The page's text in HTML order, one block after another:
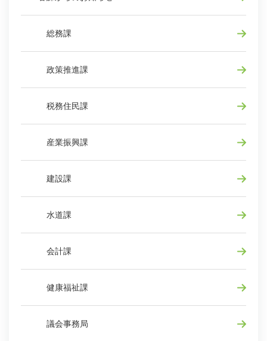
総務課
政策推進課
税務住民課
産業振興課
建設課
水道課
会計課
健康福祉課
議会事務局